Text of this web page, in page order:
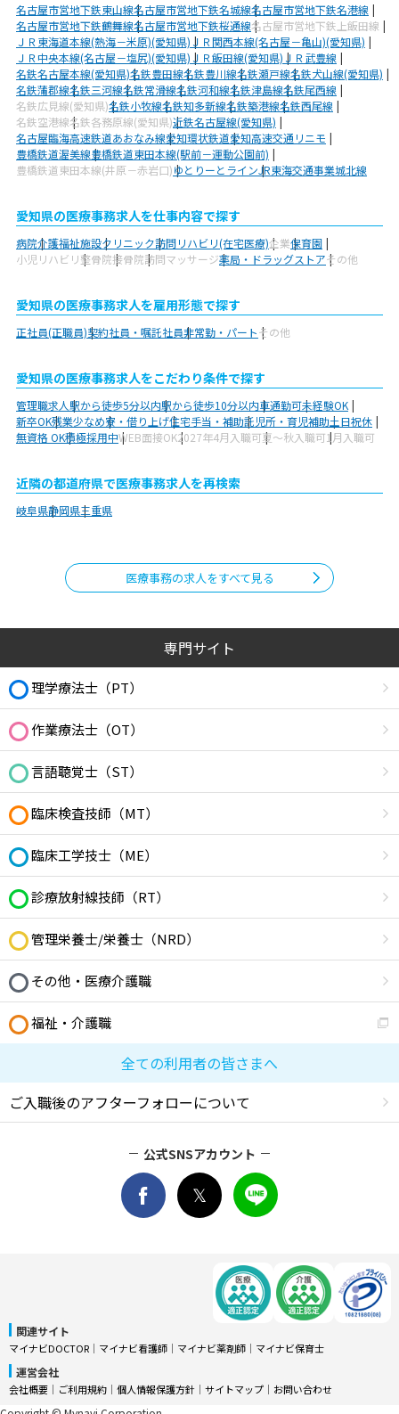
名古屋市営地下鉄東山線名古屋市営地下鉄名城線名古屋市営地下鉄名港線
名古屋市営地下鉄鶴舞線名古屋市営地下鉄桜通線名古屋市営地下鉄上飯田線
ＪＲ東海道本線(熱海－米原)(愛知県)ＪＲ関西本線(名古屋－亀山)(愛知県)
ＪＲ中央本線(名古屋－塩尻)(愛知県)ＪＲ飯田線(愛知県)ＪＲ武豊線
名鉄名古屋本線(愛知県)名鉄豊田線名鉄豊川線名鉄瀬戸線名鉄犬山線(愛知県)
名鉄蒲郡線名鉄三河線名鉄常滑線名鉄河和線名鉄津島線名鉄尾西線
名鉄広見線(愛知県)名鉄小牧線名鉄知多新線名鉄築港線名鉄西尾線
名鉄空港線名鉄各務原線(愛知県)近鉄名古屋線(愛知県)
名古屋臨海高速鉄道あおなみ線愛知環状鉄道愛知高速交通リニモ
豊橋鉄道渥美線豊橋鉄道東田本線(駅前－運動公園前)
豊橋鉄道東田本線(井原－赤岩口)ゆとりーとラインJR東海交通事業城北線
愛知県の医療事務求人を仕事内容で探す
病院介護福祉施設クリニック訪問リハビリ(在宅医療)企業保育園
小児リハビリ整骨院接骨院訪問マッサージ薬局・ドラッグストアその他
愛知県の医療事務求人を雇用形態で探す
正社員(正職員)契約社員・嘱託社員非常勤・パートその他
愛知県の医療事務求人をこだわり条件で探す
管理職求人駅から徒歩5分以内駅から徒歩10分以内車通勤可未経験OK
新卒OK残業少なめ寮・借り上げ住宅手当・補助託児所・育児補助土日祝休
無資格 OK積極採用中WEB面接OK2027年4月入職可夏～秋入職可1月入職可
近隣の都道府県で医療事務求人を再検索
岐阜県静岡県三重県
医療事務の求人をすべて見る
専門サイト
理学療法士（PT）
作業療法士（OT）
言語聴覚士（ST）
臨床検査技師（MT）
臨床工学技士（ME）
診療放射線技師（RT）
管理栄養士/栄養士（NRD）
その他・医療介護職
福祉・介護職
全ての利用者の皆さまへ
ご入職後のアフターフォローについて
公式SNSアカウント
関連サイト
マイナビDOCTOR │ マイナビ看護師 │ マイナビ薬剤師 │ マイナビ保育士
運営会社
会社概要 │ ご利用規約 │ 個人情報保護方針 │ サイトマップ │ お問い合わせ